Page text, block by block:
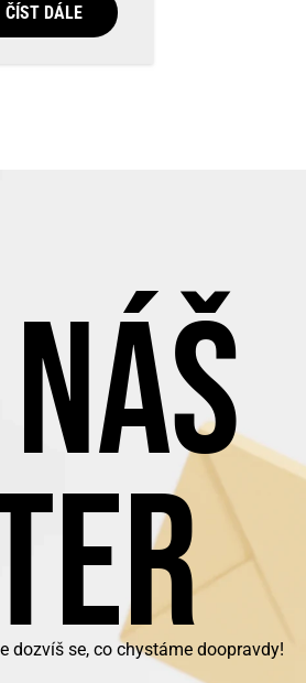
ČÍST DÁLE
dozvíš se, co chystáme doopravdy!